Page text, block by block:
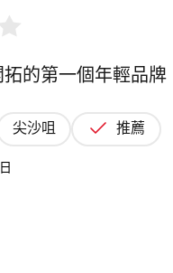
的第一個年輕品牌
尖沙咀 推薦